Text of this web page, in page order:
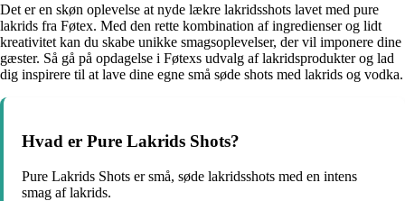
Det er en skøn oplevelse at nyde lækre lakridsshots lavet med pure
lakrids fra Føtex. Med den rette kombination af ingredienser og lidt
kreativitet kan du skabe unikke smagsoplevelser, der vil imponere dine
gæster. Så gå på opdagelse i Føtexs udvalg af lakridsprodukter og lad
dig inspirere til at lave dine egne små søde shots med lakrids og vodka.
Hvad er Pure Lakrids Shots?
Pure Lakrids Shots er små, søde lakridsshots med en intens
smag af lakrids.